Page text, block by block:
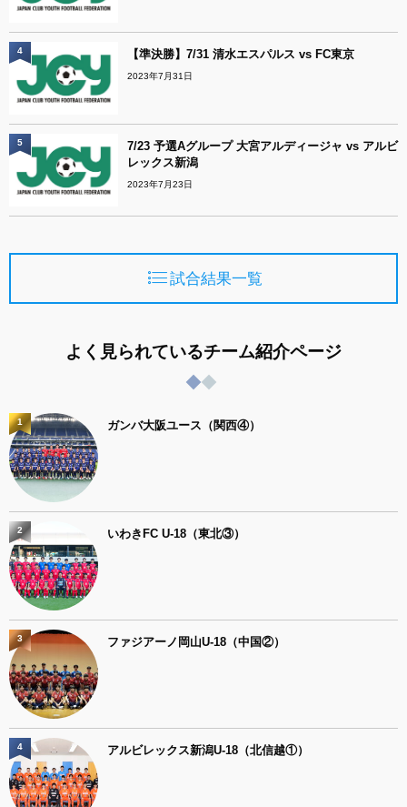
【準決勝】7/31 清水エスパルス vs FC東京
2023年7月31日
4
7/23 予選Aグループ 大宮アルディージャ vs アルビ
レックス新潟
2023年7月23日
5
試合結果一覧
よく見られているチーム紹介ページ
ガンバ大阪ユース（関西④）
1
いわきFC U-18（東北③）
2
ファジアーノ岡山U-18（中国②）
3
アルビレックス新潟U-18（北信越①）
4